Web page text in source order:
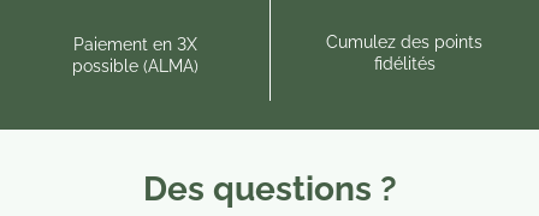
Paiement en 3X
possible (ALMA)
Cumulez des points
fidélités
Des questions ?